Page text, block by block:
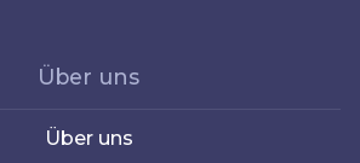
Über uns
Über uns